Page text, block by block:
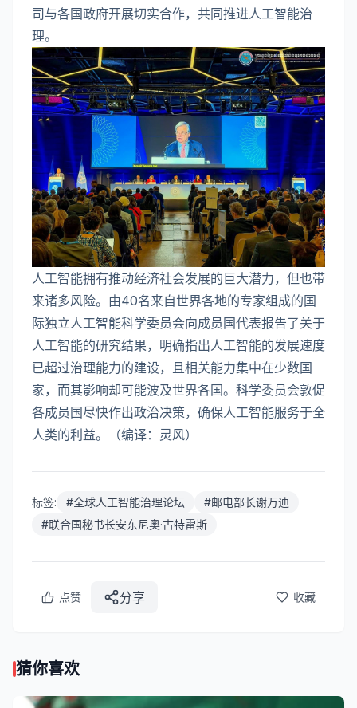
司与各国政府开展切实合作，共同推进人工智能治
理。
人工智能拥有推动经济社会发展的巨大潜力，但也带
来诸多风险。由40名来自世界各地的专家组成的国
际独立人工智能科学委员会向成员国代表报告了关于
人工智能的研究结果，明确指出人工智能的发展速度
已超过治理能力的建设，且相关能力集中在少数国
家，而其影响却可能波及世界各国。科学委员会敦促
各成员国尽快作出政治决策，确保人工智能服务于全
人类的利益。（编译：灵风）
标签: #全球人工智能治理论坛 #邮电部长谢万迪
#联合国秘书长安东尼奥·古特雷斯
点赞 分享 收藏
猜你喜欢